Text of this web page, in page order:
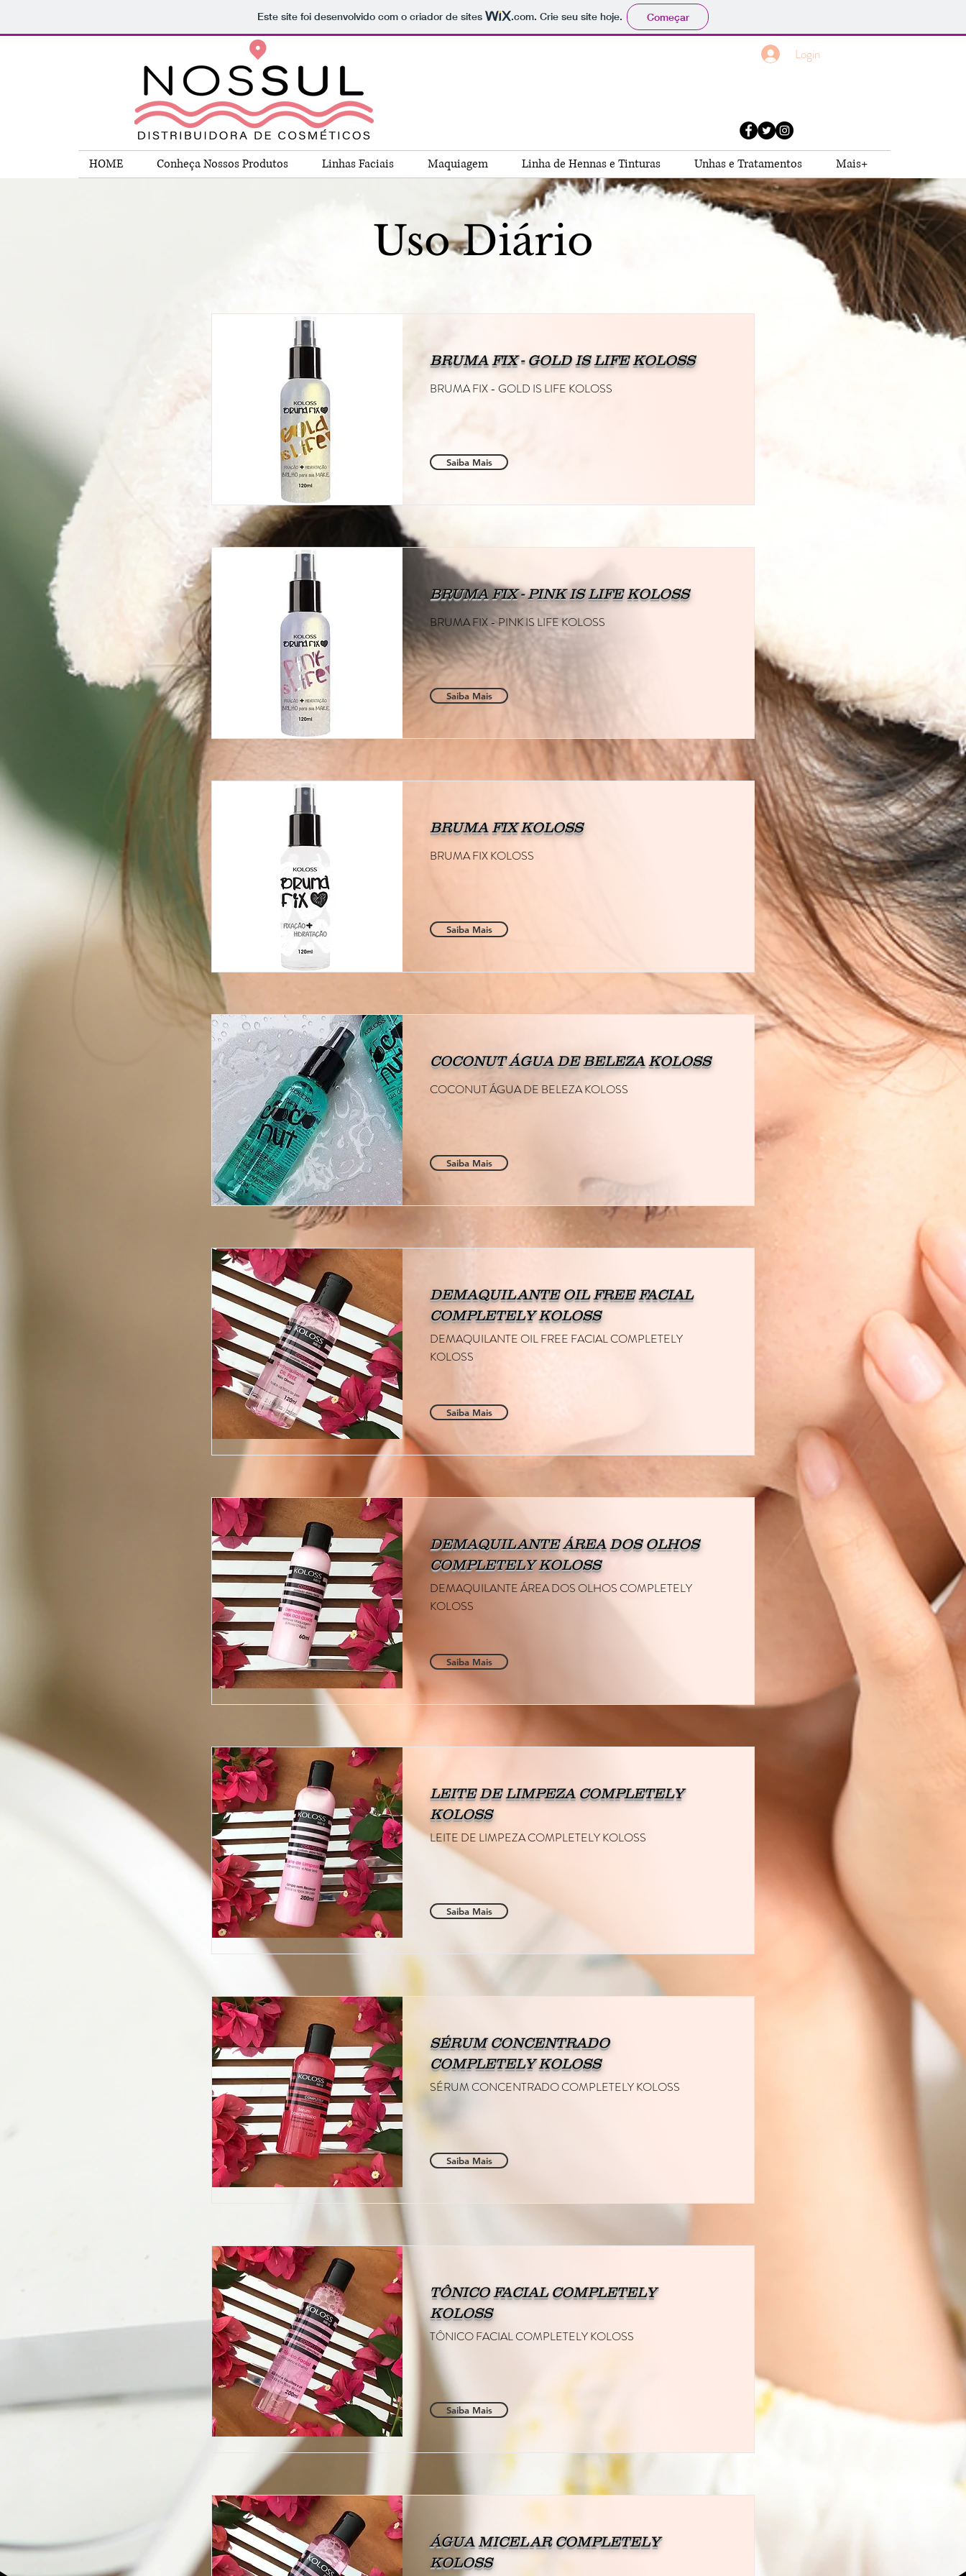
Este site foi desenvolvido com o criador de sites .com. Crie seu site hoje. Começar
Login
HOME Conheça Nossos Produtos Linhas Faciais Maquiagem Linha de Hennas e Tinturas Unhas e Tratamentos Mais+
Uso Diário
BRUMA FIX - GOLD IS LIFE KOLOSS
BRUMA FIX - GOLD IS LIFE KOLOSS
Saiba Mais
BRUMA FIX - PINK IS LIFE KOLOSS
BRUMA FIX - PINK IS LIFE KOLOSS
Saiba Mais
BRUMA FIX KOLOSS
BRUMA FIX KOLOSS
Saiba Mais
COCONUT ÁGUA DE BELEZA KOLOSS
COCONUT ÁGUA DE BELEZA KOLOSS
Saiba Mais
DEMAQUILANTE OIL FREE FACIAL
COMPLETELY KOLOSS
DEMAQUILANTE OIL FREE FACIAL COMPLETELY
KOLOSS
Saiba Mais
DEMAQUILANTE ÁREA DOS OLHOS
COMPLETELY KOLOSS
DEMAQUILANTE ÁREA DOS OLHOS COMPLETELY
KOLOSS
Saiba Mais
LEITE DE LIMPEZA COMPLETELY
KOLOSS
LEITE DE LIMPEZA COMPLETELY KOLOSS
Saiba Mais
SÉRUM CONCENTRADO
COMPLETELY KOLOSS
SÉRUM CONCENTRADO COMPLETELY KOLOSS
Saiba Mais
TÔNICO FACIAL COMPLETELY
KOLOSS
TÔNICO FACIAL COMPLETELY KOLOSS
Saiba Mais
ÁGUA MICELAR COMPLETELY
KOLOSS